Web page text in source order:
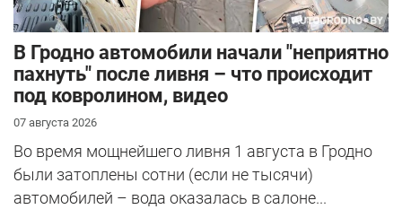
В Гродно автомобили начали "неприятно
пахнуть" после ливня – что происходит
под ковролином, видео
07 августа 2026
Во время мощнейшего ливня 1 августа в Гродно
были затоплены сотни (если не тысячи)
автомобилей – вода оказалась в салоне...